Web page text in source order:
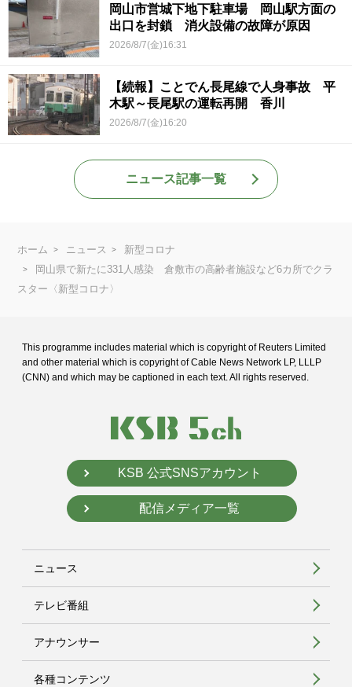
岡山市営城下地下駐車場 岡山駅方面の
出口を封鎖 消火設備の故障が原因
2026/8/7(金)16:31
【続報】ことでん長尾線で人身事故 平
木駅～長尾駅の運転再開 香川
2026/8/7(金)16:20
ニュース記事一覧
ホーム ニュース
新型コロナ
岡山県で新たに331人感染 倉敷市の高齢者施設など6カ所でクラ
スター〈新型コロナ〉
This programme includes material which is copyright of Reuters Limited
and other material which is copyright of Cable News Network LP, LLLP
(CNN) and which may be captioned in each text. All rights reserved.
KSB 公式SNSアカウント
配信メディア一覧
ニュース
テレビ番組
アナウンサー
各種コンテンツ